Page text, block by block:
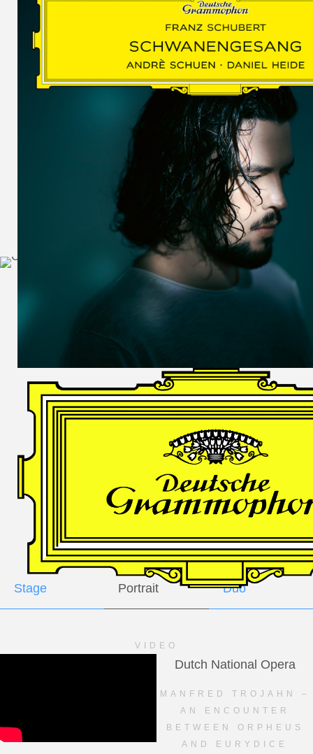
WOLF
MARTIN
SCHUMANN,
LIEDERKREIS
OP. 24
SECHS
MONOLOGE
AUS
JEDERMANN
GESÄNGE
Andrè Schuen,
Baritone
Daniel Heide,
Piano
GALLERY
Stage Portrait Duo
VIDEO
Dutch National Opera
MANFRED TROJAHN –
AN ENCOUNTER
BETWEEN ORPHEUS
AND EURYDICE